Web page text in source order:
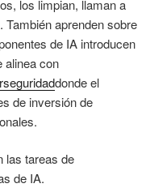
los limpian, llaman a
aprenden sobre
de IA introducen
alinea con
donde el
de inversión de
las tareas de
de IA.